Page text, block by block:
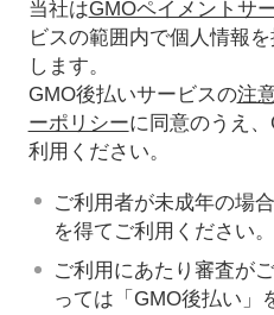
当社はGMOペイメントサ
ビスの範囲内で個人情報
します。
GMO後払いサービスの注
ーポリシーに同意のうえ
利用ください。
ご利用者が未成年の場
を得てご利用ください。
ご利用にあたり審査が
っては「GMO後払い」